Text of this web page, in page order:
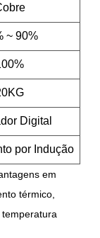
~ 90%
Digital
por Indução
em
térmico,